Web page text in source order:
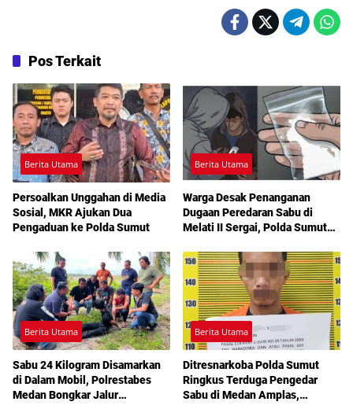
Pos Terkait
Berita Utama
Persoalkan Unggahan di Media
Sosial, MKR Ajukan Dua
Pengaduan ke Polda Sumut
Berita Utama
Warga Desak Penanganan
Dugaan Peredaran Sabu di
Melati II Sergai, Polda Sumut
Berita Utama
Sabu 24 Kilogram Disamarkan
di Dalam Mobil, Polrestabes
Medan Bongkar Jalur
Berita Utama
Ditresnarkoba Polda Sumut
Ringkus Terduga Pengedar
Sabu di Medan Amplas,